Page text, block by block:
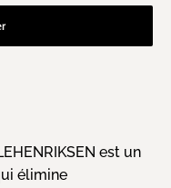
est un
élimine